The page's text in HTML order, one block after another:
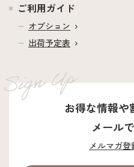
ご利用ガイド
オプション
出荷予定表
お得な情報や
メール
メルマガ登